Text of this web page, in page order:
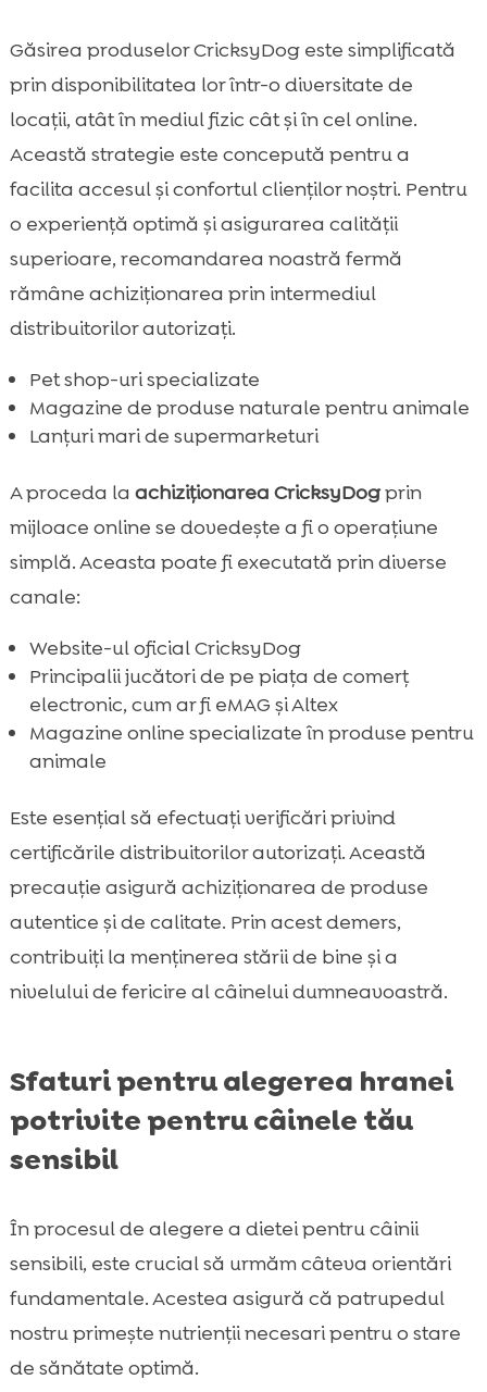
Găsirea produselor CricksyDog este simplificată
prin disponibilitatea lor într-o diversitate de
locații, atât în mediul fizic cât și în cel online.
Această strategie este concepută pentru a
facilita accesul și confortul clienților noștri. Pentru
o experiență optimă și asigurarea calității
superioare, recomandarea noastră fermă
rămâne achiziționarea prin intermediul
distribuitorilor autorizați.
Pet shop-uri specializate
Magazine de produse naturale pentru animale
Lanțuri mari de supermarketuri
A proceda la achiziționarea CricksyDogprin
mijloace online se dovedește a fi o operațiune
simplă. Aceasta poate fi executată prin diverse
canale:
Website-ul oficial CricksyDog
Principalii jucători de pe piața de comerț
electronic, cum ar fi eMAG și Altex
Magazine online specializate în produse pentru
animale
Este esențial să efectuați verificări privind
certificările distribuitorilor autorizați. Această
precauție asigură achiziționarea de produse
autentice și de calitate. Prin acest demers,
contribuiți la menținerea stării de bine și a
nivelului de fericire al câinelui dumneavoastră.
Sfaturi pentru alegerea hranei
potrivite pentru câinele tău
sensibil
În procesul de alegere a dietei pentru câinii
sensibili, este crucial să urmăm câteva orientări
fundamentale. Acestea asigură că patrupedul
nostru primește nutrienții necesari pentru o stare
de sănătate optimă.